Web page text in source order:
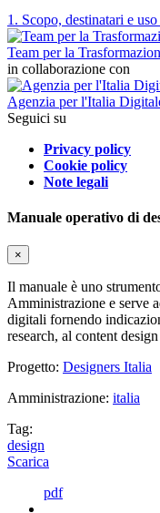
1. Scopo, destinatari e
Team per la
in collaborazione con
Agenzia per l'Italia
Seguici su
Privacy policy
Cookie policy
Note legali
Manuale operativo di
×
Il manuale è uno
Amministrazione e serve
digitali fornendo
research, al content
Progetto: Designers Italia
Amministrazione: italia
Tag:
design
Scarica
pdf